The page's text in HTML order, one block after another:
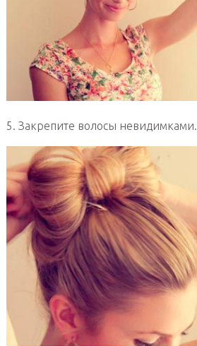
5. Закрепите волосы невидимками.